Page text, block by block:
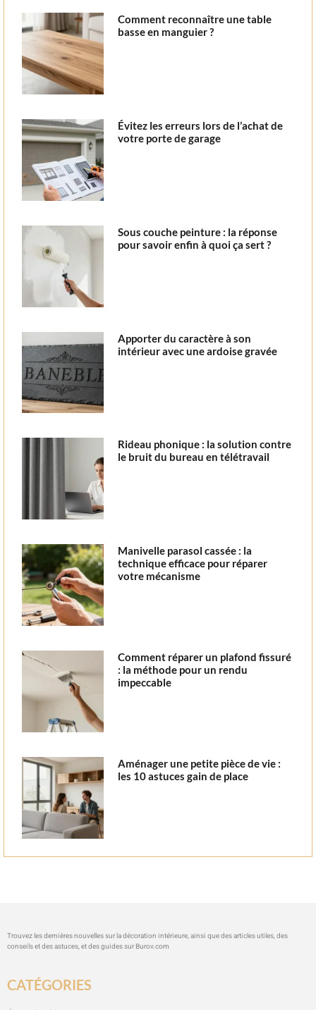
Comment reconnaître une table
basse en manguier ?
Évitez les erreurs lors de l’achat de
votre porte de garage
Sous couche peinture : la réponse
pour savoir enfin à quoi ça sert ?
Apporter du caractère à son
intérieur avec une ardoise gravée
Rideau phonique : la solution contre
le bruit du bureau en télétravail
Manivelle parasol cassée : la
technique efficace pour réparer
votre mécanisme
Comment réparer un plafond fissuré
: la méthode pour un rendu
impeccable
Aménager une petite pièce de vie :
les 10 astuces gain de place
Trouvez les dernières nouvelles sur la décoration intérieure, ainsi que des articles utiles, des
conseils et des astuces, et des guides sur Burov.com
CATÉGORIES